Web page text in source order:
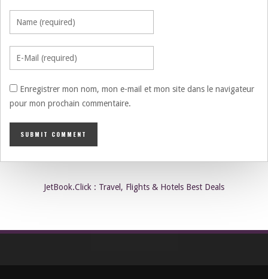
Enregistrer mon nom, mon e-mail et mon site dans le navigateur
pour mon prochain commentaire.
JetBook.Click : Travel, Flights & Hotels Best Deals